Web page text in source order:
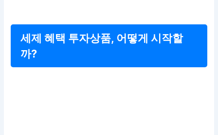
세제 혜택 투자상품, 어떻게 시작할
까?